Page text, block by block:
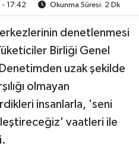
- 17:42 Okunma Süresi: 2 Dk
denetlenmesi
Birliği Genel
uzak şekilde
olmayan
insanlarla, 'seni
vaatleri ile